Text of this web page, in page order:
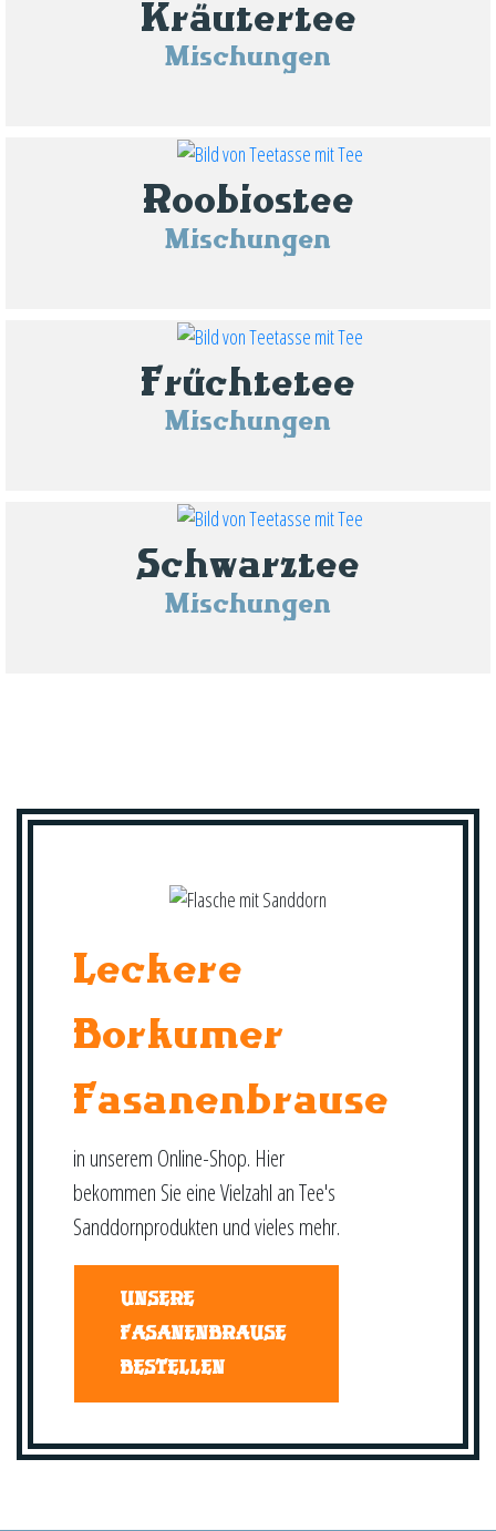
Kräutertee
Mischungen
Roobiostee
Mischungen
Früchtetee
Mischungen
Schwarztee
Mischungen
Leckere
Borkumer
Fasanenbrause
in unserem Online-Shop. Hier
bekommen Sie eine Vielzahl an Tee's
Sanddornprodukten und vieles mehr.
UNSERE
FASANENBRAUSE
BESTELLEN